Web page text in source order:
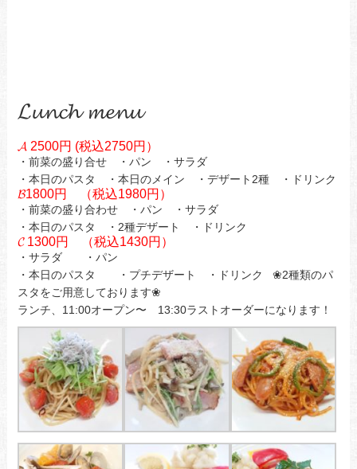
𝓛𝓾𝓷𝓬𝓱 𝓶𝓮𝓷𝓾
𝓐 2500円 (税込2750円）
・前菜の盛り合せ ・パン ・サラダ
・本日のパスタ ・本日のメイン ・デザート2種 ・ドリンク
𝓑1800円 （税込1980円）
・前菜の盛り合わせ ・パン ・サラダ
・本日のパスタ ・2種デザート ・ドリンク
𝓒 1300円 （税込1430円）
・サラダ ・パン
・本日のパスタ ・プチデザート ・ドリンク ❀2種類のパ
スタをご用意しております❀
ランチ、11:00オープン〜 13:30ラストオーダーになります！